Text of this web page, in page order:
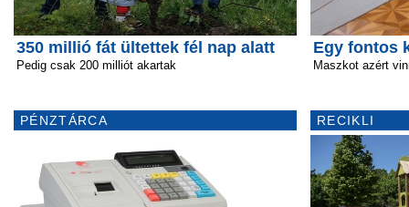
350 millió fát ültettek fél nap alatt
Pedig csak 200 milliót akartak
PÉNZTÁRCA
Egy fontos
Maszkot azért
RECIKLI